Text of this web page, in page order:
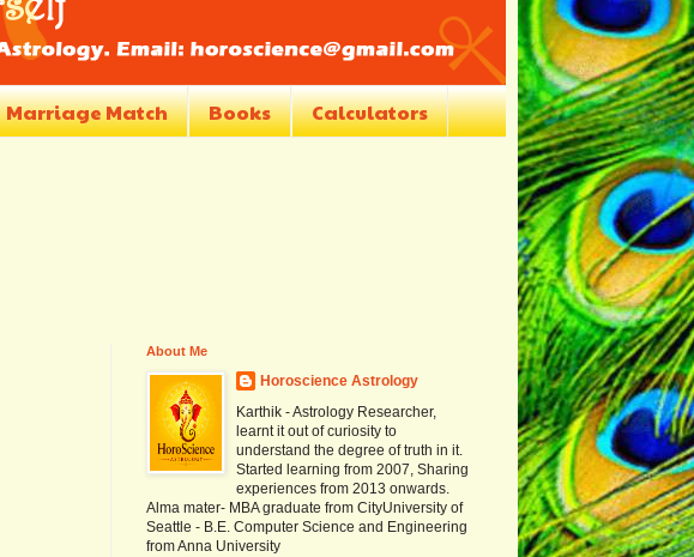
Marriage Match Books Calculators
About Me
Horoscience Astrology
Karthik - Astrology Researcher,
learnt it out of curiosity to
understand the degree of truth in it.
Started learning from 2007, Sharing
experiences from 2013 onwards.
Alma mater- MBA graduate from CityUniversity of
Seattle - B.E. Computer Science and Engineering
from Anna University